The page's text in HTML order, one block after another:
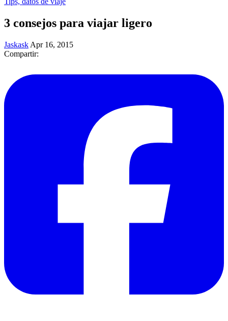
3 consejos para viajar ligero
Jaskask Apr 16, 2015
Compartir: